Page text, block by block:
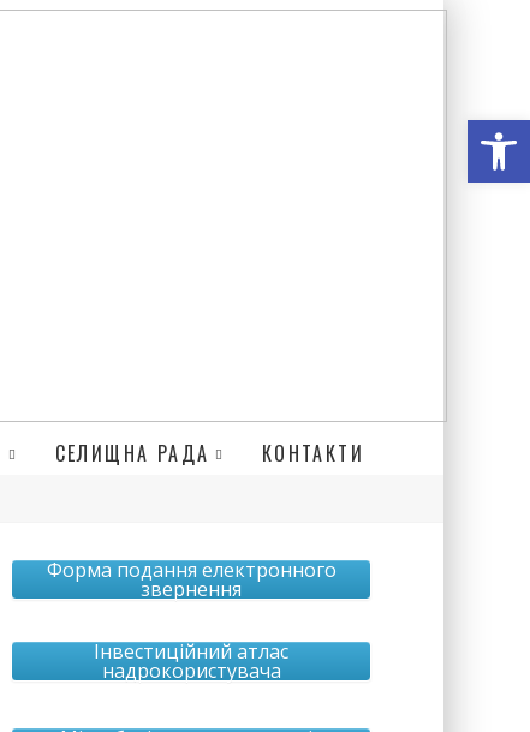
СЕЛИЩНА РАДА КОНТАКТИ
Форма подання електронного
звернення
Інвестиційний атлас
надрокористувача